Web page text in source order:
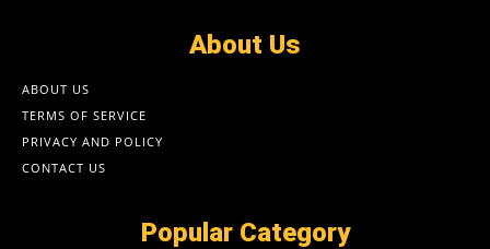
About Us
ABOUT US
TERMS OF SERVICE
PRIVACY AND POLICY
CONTACT US
Popular Category